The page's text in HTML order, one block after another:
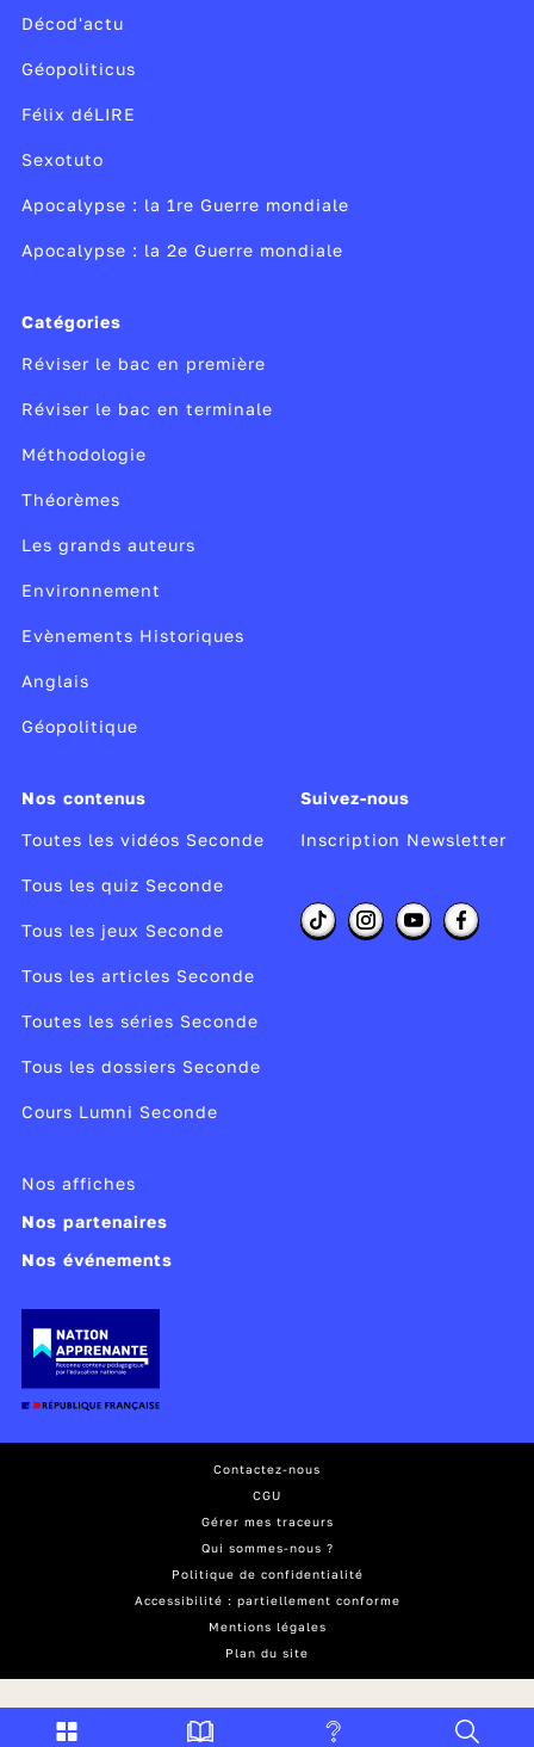
Décod'actu
Géopoliticus
Félix déLIRE
Sexotuto
Apocalypse : la 1re Guerre mondiale
Apocalypse : la 2e Guerre mondiale
Catégories
Réviser le bac en première
Réviser le bac en terminale
Méthodologie
Théorèmes
Les grands auteurs
Environnement
Evènements Historiques
Anglais
Géopolitique
Nos contenus
Toutes les vidéos Seconde
Tous les quiz Seconde
Tous les jeux Seconde
Tous les articles Seconde
Toutes les séries Seconde
Tous les dossiers Seconde
Cours Lumni Seconde
Suivez-nous
Inscription Newsletter
Nos affiches
Nos partenaires
Nos événements
Contactez-nous
CGU
Gérer mes traceurs
Qui sommes-nous ?
Politique de confidentialité
Accessibilité : partiellement conforme
Mentions légales
Plan du site